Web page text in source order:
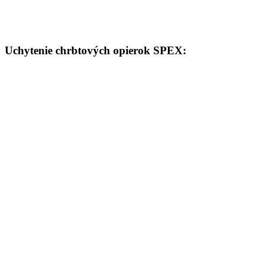
Uchytenie chrbtových opierok SPEX: